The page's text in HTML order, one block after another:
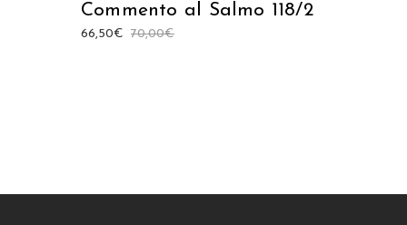
Commento al Salmo 118/2
70,00€
66,50€